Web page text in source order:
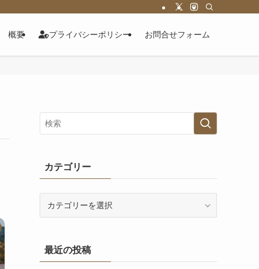
概要 プライバシーポリシー お問合せフォーム
カテゴリー
ー最近の投稿